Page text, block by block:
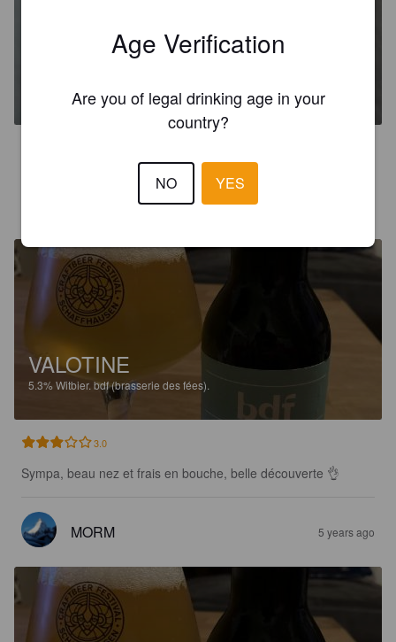
COVASSONE
Red Ale / Amber Ale. bdf (brasserie des fées).
VALOTINE
5.3%Witbier. bdf (brasserie des fées).
3.0
Sympa, beau nez et frais en bouche, belle découverte 👌
MORM 5 years ago
Age Verification
Are you of legal drinking age in your
country?
NO YES